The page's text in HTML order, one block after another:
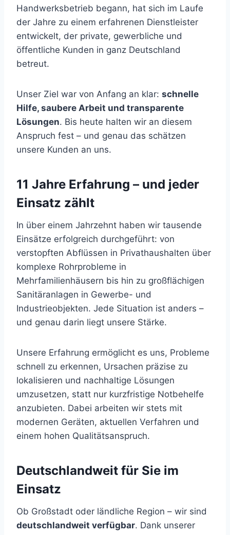
Handwerksbetrieb begann, hat sich im Laufe
der Jahre zu einem erfahrenen Dienstleister
entwickelt, der private, gewerbliche und
öffentliche Kunden in ganz Deutschland
betreut.
Unser Ziel war von Anfang an klar: schnelle
Hilfe, saubere Arbeit und transparente
Lösungen. Bis heute halten wir an diesem
Anspruch fest – und genau das schätzen
unsere Kunden an uns.
11 Jahre Erfahrung – und jeder
Einsatz zählt
In über einem Jahrzehnt haben wir tausende
Einsätze erfolgreich durchgeführt: von
verstopften Abflüssen in Privathaushalten über
komplexe Rohrprobleme in
Mehrfamilienhäusern bis hin zu großflächigen
Sanitäranlagen in Gewerbe- und
Industrieobjekten. Jede Situation ist anders –
und genau darin liegt unsere Stärke.
Unsere Erfahrung ermöglicht es uns, Probleme
schnell zu erkennen, Ursachen präzise zu
lokalisieren und nachhaltige Lösungen
umzusetzen, statt nur kurzfristige Notbehelfe
anzubieten. Dabei arbeiten wir stets mit
modernen Geräten, aktuellen Verfahren und
einem hohen Qualitätsanspruch.
Deutschlandweit für Sie im
Einsatz
Ob Großstadt oder ländliche Region – wir sind
deutschlandweit verfügbar. Dank unserer